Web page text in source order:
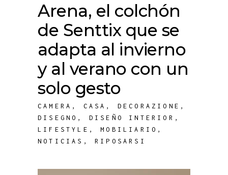
Arena, el colchón
de Senttix que se
adapta al invierno
y al verano con un
solo gesto
CAMERA , CASA , DECORAZIONE ,
DISEGNO , DISEÑO INTERIOR ,
LIFESTYLE ,MOBILIARIO ,
NOTICIAS ,RIPOSARSI